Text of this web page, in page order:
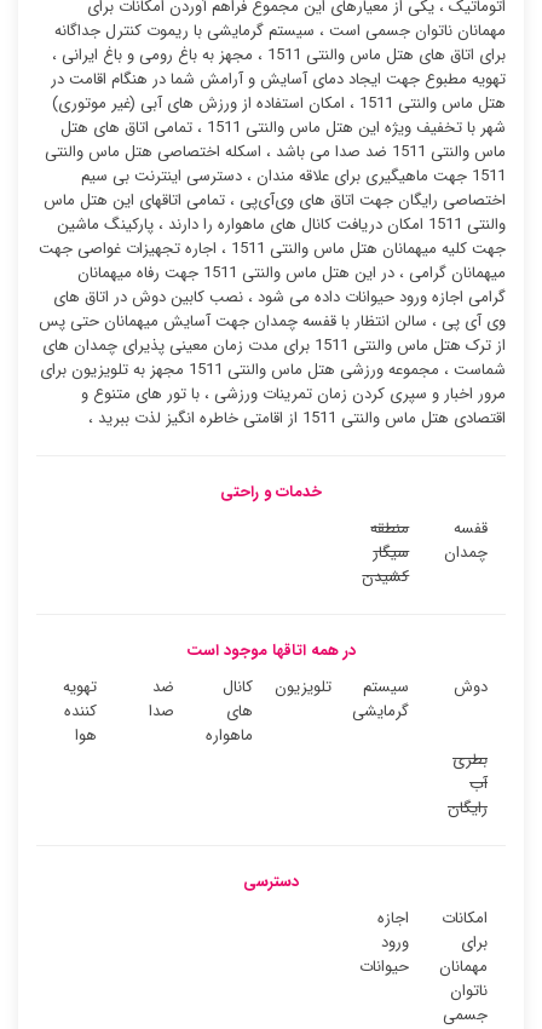
اتوماتیک ، یکی از معیارهای این مجموع فراهم آوردن امکانات برای
مهمانان ناتوان جسمی است ، سیستم گرمایشی با ریموت کنترل جداگانه
برای اتاق های هتل ماس والنتی 1511 ، مجهز به باغ رومی و باغ ایرانی ،
تهویه مطبوع جهت ایجاد دمای آسایش و آرامش شما در هنگام اقامت در
هتل ماس والنتی 1511 ، امکان استفاده از ورزش های آبی (غیر موتوری)
شهر با تخفیف ویژه این هتل ماس والنتی 1511 ، تمامی اتاق های هتل
ماس والنتی 1511 ضد صدا می باشد ، اسکله اختصاصی هتل ماس والنتی
1511 جهت ماهیگیری برای علاقه مندان ، دسترسی اینترنت بی سیم
اختصاصی رایگان جهت اتاق های وی‌آی‌پی ، تمامی اتاقهای این هتل ماس
والنتی 1511 امکان دریافت کانال های ماهواره را دارند ، پارکینگ ماشین
جهت کلیه میهمانان هتل ماس والنتی 1511 ، اجاره تجهیزات غواصی جهت
میهمانان گرامی ، در این هتل ماس والنتی 1511 جهت رفاه میهمانان
گرامی اجازه ورود حیوانات داده می شود ، نصب کابین دوش در اتاق های
وی آی پی ، سالن انتظار با قفسه چمدان جهت آسایش میهمانان حتی پس
از ترک هتل ماس والنتی 1511 برای مدت زمان معینی پذیرای چمدان های
شماست ، مجموعه ورزشی هتل ماس والنتی 1511 مجهز به تلویزیون برای
مرور اخبار و سپری کردن زمان تمرینات ورزشی ، با تور های متنوع و
اقتصادی هتل ماس والنتی 1511 از اقامتی خاطره انگیز لذت ببرید ،
خدمات و راحتی
قفسه
چمدان
منطقه
سیگار
کشیدن
در همه اتاقها موجود است
دوش
سیستم
گرمایشی
تلویزیون
کانال
های
ماهواره
ضد
صدا
تهویه
کننده
هوا
بطری
آب
رایگان
دسترسی
امکانات
برای
مهمانان
ناتوان
جسمی
اجازه
ورود
حیوانات